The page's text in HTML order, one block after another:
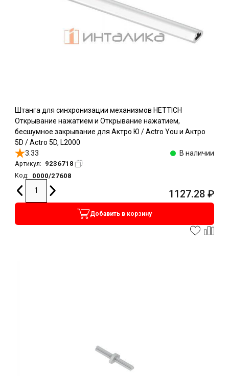
Штанга для синхронизации механизмов HETTICH
Открывание нажатием и Открывание нажатием,
бесшумное закрывание для Актро Ю / Actro You и Актро
5D / Actro 5D, L2000
3.33
В наличии
Артикул: 9236718
Код: 0000/27608
1127.28 ₽
Добавить в корзину